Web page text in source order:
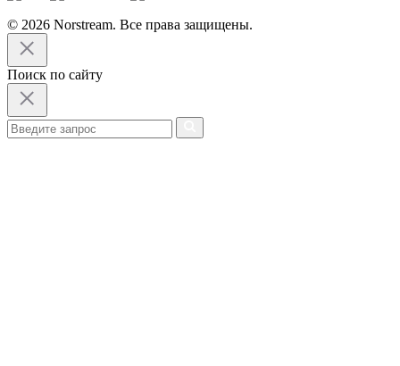
© 2026 Norstream. Все права защищены.
Поиск по сайту